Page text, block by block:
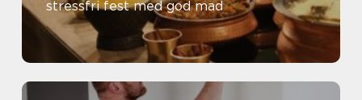
stressfri fest med god mad